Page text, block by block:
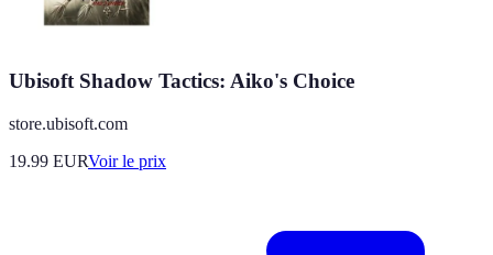
Ubisoft Shadow Tactics: Aiko's Choice
store.ubisoft.com
19.99 EURVoir le prix